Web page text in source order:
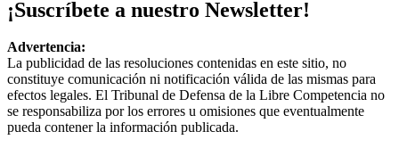
¡Suscríbete a nuestro Newsletter!
Advertencia:
La publicidad de las resoluciones contenidas en este sitio, no
constituye comunicación ni notificación válida de las mismas para
efectos legales. El Tribunal de Defensa de la Libre Competencia no
se responsabiliza por los errores u omisiones que eventualmente
pueda contener la información publicada.